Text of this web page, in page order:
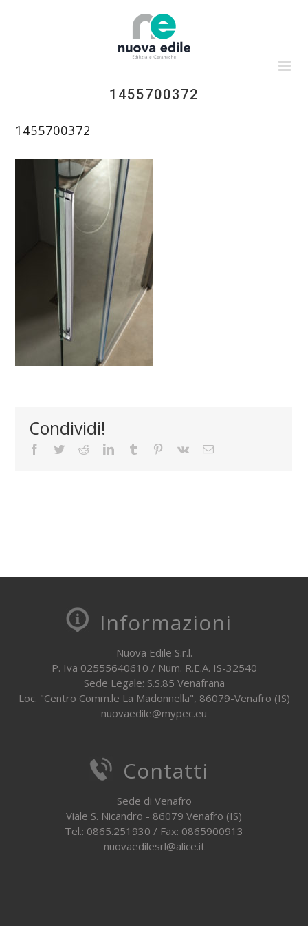
1455700372
1455700372
Condividi!
Facebook
TwitterRedditLinkedInTumblr Pinterest
Vk Email
Informazioni
Nuova Edile S.r.l.
P. Iva 02555640610 / Num. R.E.A. IS-32540
Sede Legale: S.S.85 Venafrana
Loc. "Centro Comm.le La Madonnella", 86079-Venafro (IS)
nuovaedile@mypec.eu
Contatti
Sede di Venafro
Viale S. Nicandro - 86079 Venafro (IS)
Tel.: 0865.251930 / Fax: 0865900913
nuovaedilesrl@alice.it